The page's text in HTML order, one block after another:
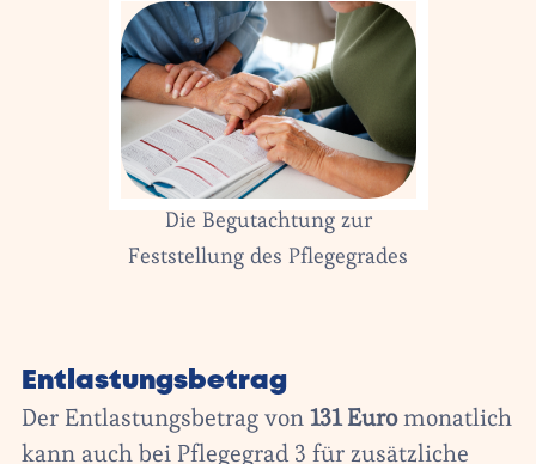
Die Begutachtung zur
Feststellung des Pflegegrades
Entlastungsbetrag
Der Entlastungsbetrag von 131 Euromonatlich
kann auch bei Pflegegrad 3 für zusätzliche